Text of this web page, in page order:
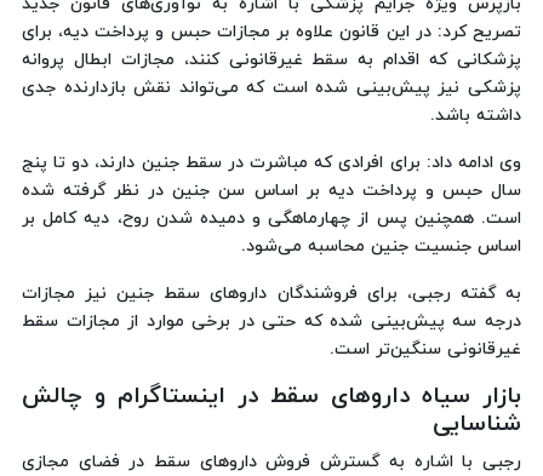
تصریح کرد: در این قانون علاوه بر مجازات حبس و پرداخت دیه، برای
پزشکانی که اقدام به سقط غیرقانونی کنند، مجازات ابطال پروانه
پزشکی نیز پیش‌بینی شده است که می‌تواند نقش بازدارنده جدی
داشته باشد.
وی ادامه داد: برای افرادی که مباشرت در سقط جنین دارند، دو تا پنج
سال حبس و پرداخت دیه بر اساس سن جنین در نظر گرفته شده
است. همچنین پس از چهارماهگی و دمیده شدن روح، دیه کامل بر
اساس جنسیت جنین محاسبه می‌شود.
به گفته رجبی، برای فروشندگان داروهای سقط جنین نیز مجازات
درجه سه پیش‌بینی شده که حتی در برخی موارد از مجازات سقط
غیرقانونی سنگین‌تر است.
بازار سیاه داروهای سقط در اینستاگرام و چالش
شناسایی
رجبی با اشاره به گسترش فروش داروهای سقط در فضای مجازی